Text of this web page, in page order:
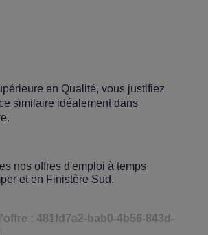
en Qualité, vous justifiez
similaire idéalement dans
nos offres d'emploi à temps
et en Finistère Sud.
: 481fd7a2-bab0-4b56-843d-